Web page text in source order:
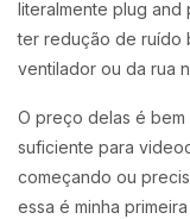
literalmente plug and
ter redução de ruído
ventilador ou da rua
O preço delas é
suficiente para
começando ou
essa é minha